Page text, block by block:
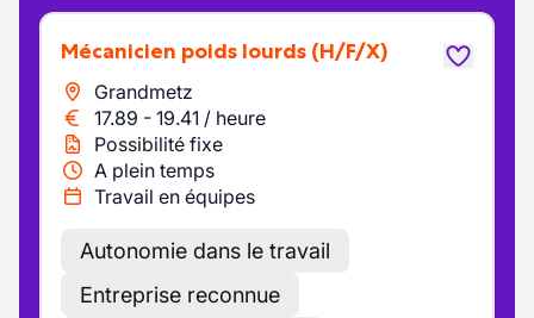
Mécanicien poids lourds (H/F/X)
Grandmetz
17.89 - 19.41 / heure
Possibilité fixe
A plein temps
Travail en équipes
Autonomie dans le travail
Entreprise reconnue